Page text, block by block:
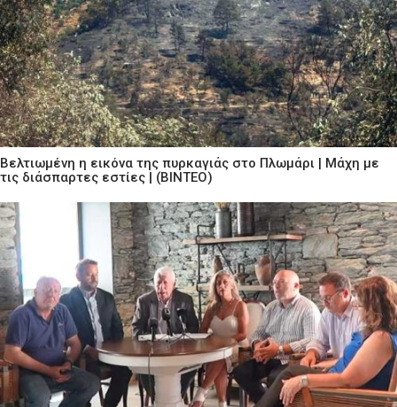
Βελτιωμένη η εικόνα της πυρκαγιάς στο Πλωμάρι | Μάχη με
τις διάσπαρτες εστίες | (ΒΙΝΤΕΟ)